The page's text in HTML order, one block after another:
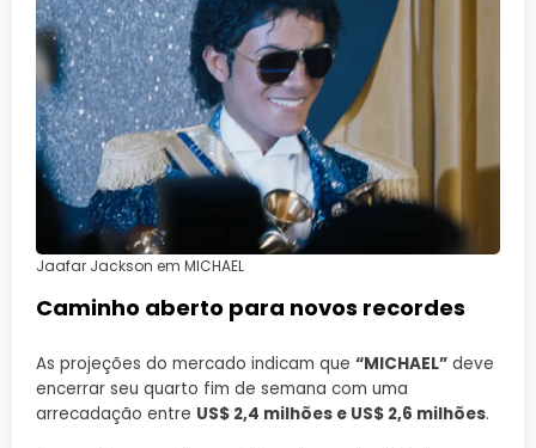
Jaafar Jackson em MICHAEL
Caminho aberto para novos recordes
As projeções do mercado indicam que “MICHAEL” deve
encerrar seu quarto fim de semana com uma
arrecadação entre US$ 2,4 milhões e US$ 2,6 milhões.